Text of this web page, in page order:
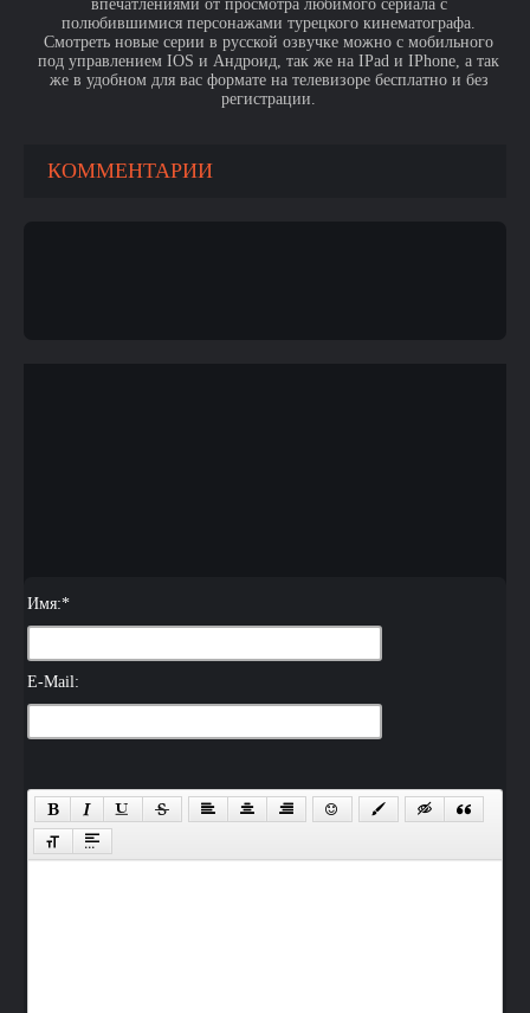
впечатлениями от просмотра любимого сериала с
полюбившимися персонажами турецкого кинематографа.
Смотреть новые серии в русской озвучке можно с мобильного
под управлением IOS и Андроид, так же на IPad и IPhone, а так
же в удобном для вас формате на телевизоре бесплатно и без
регистрации.
КОММЕНТАРИИ
Имя:*
E-Mail: